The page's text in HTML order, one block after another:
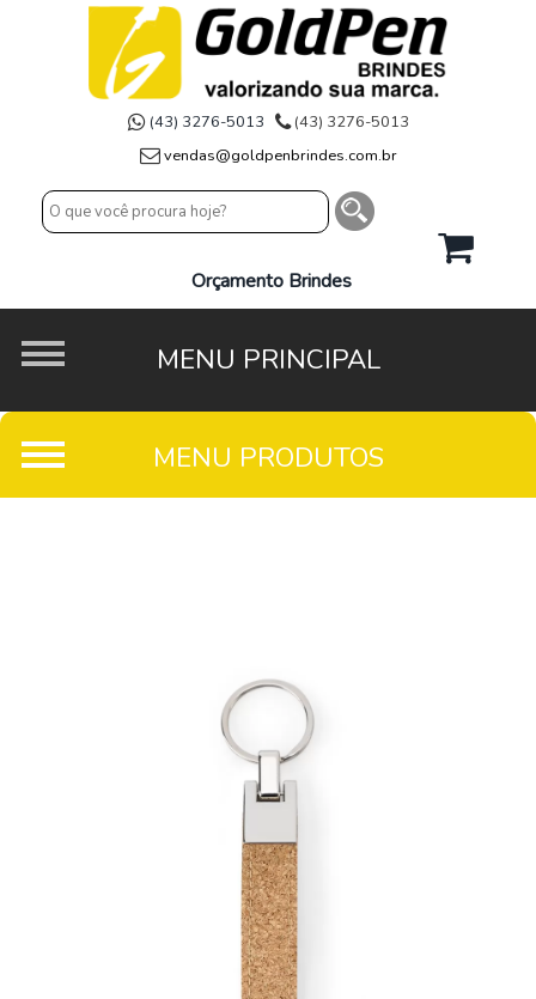
(43) 3276-5013
(43) 3276-5013
vendas@goldpenbrindes.com.br
Orçamento Brindes